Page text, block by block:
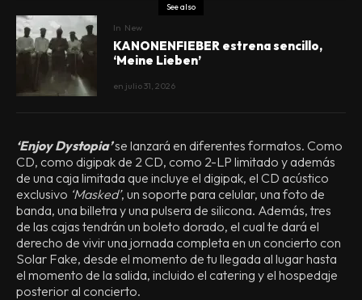
See also
In New
KANONENFIEBER estrena sencillo,
‘Meine Lieben’
en julio 31, 2026
‘Enjoy Dystopia’se lanzará en diferentes formatos. Como
CD, como digipak de 2 CD, como 2-LP limitado y además
de una caja limitada que incluye el digipak, el CD acústico
exclusivo ‘Masked’, un soporte para celular, una foto de
banda, una billetra y una pulsera de silicona. Además, tres
de las cajas tendrán un boleto dorado, el cual te dará el
derecho de vivir una jornada completa en un concierto con
Solar Fake, desde el momento de tu llegada al lugar hasta
el momento de la salida, incluido el catering y el hospedaje
posterior al concierto.